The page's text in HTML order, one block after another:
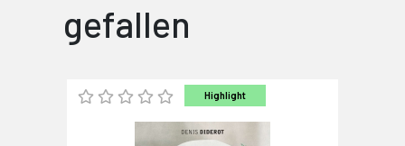
gefallen
Highlight